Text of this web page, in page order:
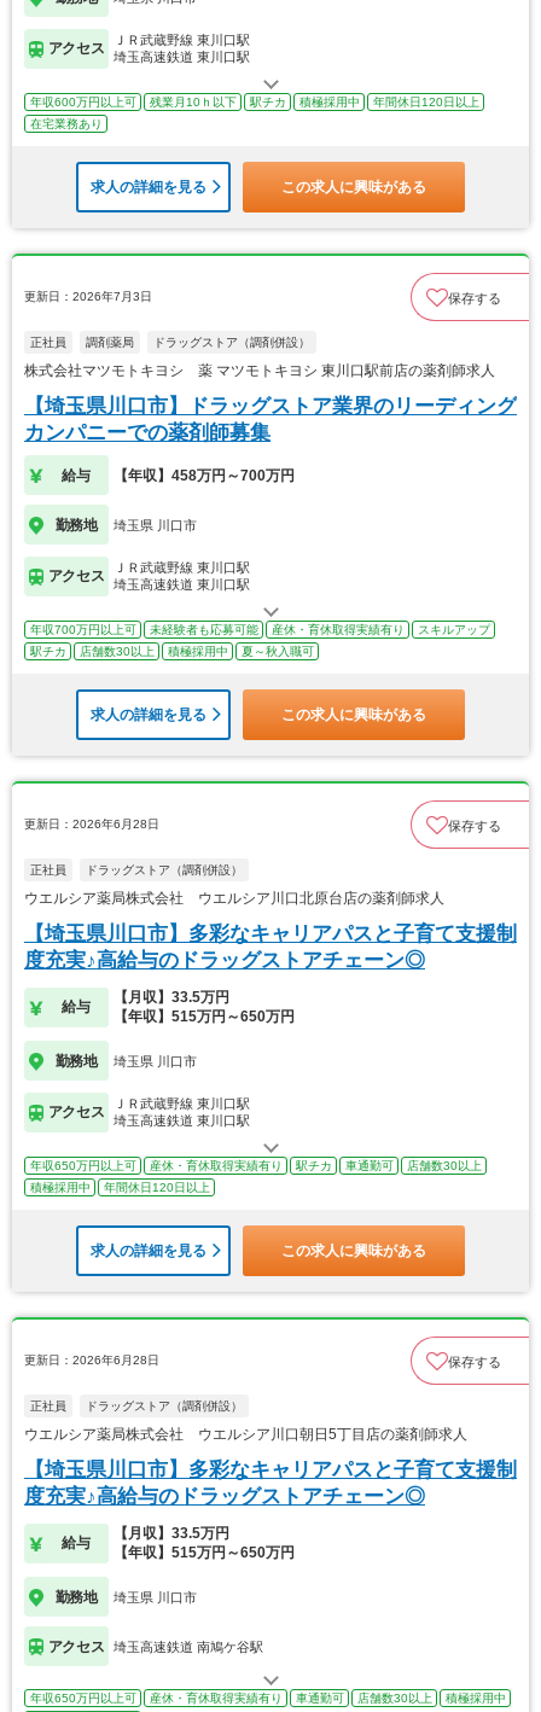
アクセス
ＪＲ武蔵野線 東川口駅
埼玉高速鉄道 東川口駅
年収600万円以上可 残業月10ｈ以下 駅チカ 積極採用中
年間休日120日以上
在宅業務あり
求人の詳細を見る この求人に興味がある
更新日：2026年7月3日 保存する
正社員 調剤薬局 ドラッグストア（調剤併設）
株式会社マツモトキヨシ 薬 マツモトキヨシ 東川口駅前店の薬剤師求人
【埼玉県川口市】ドラッグストア業界のリーディング
カンパニーでの薬剤師募集
給与 【年収】458万円～700万円
勤務地 埼玉県 川口市
アクセス
ＪＲ武蔵野線 東川口駅
埼玉高速鉄道 東川口駅
年収700万円以上可 未経験者も応募可能 産休・育休取得実績有り
スキルアップ
駅チカ
店舗数30以上 積極採用中 夏～秋入職可
求人の詳細を見る この求人に興味がある
更新日：2026年6月28日 保存する
正社員 ドラッグストア（調剤併設）
ウエルシア薬局株式会社 ウエルシア川口北原台店の薬剤師求人
【埼玉県川口市】多彩なキャリアパスと子育て支援制
度充実♪高給与のドラッグストアチェーン◎
給与
【月収】33.5万円
【年収】515万円～650万円
勤務地 埼玉県 川口市
アクセス
ＪＲ武蔵野線 東川口駅
埼玉高速鉄道 東川口駅
年収650万円以上可 産休・育休取得実績有り 駅チカ 車通勤可
店舗数30以上
積極採用中
年間休日120日以上
求人の詳細を見る この求人に興味がある
更新日：2026年6月28日 保存する
正社員 ドラッグストア（調剤併設）
ウエルシア薬局株式会社 ウエルシア川口朝日5丁目店の薬剤師求人
【埼玉県川口市】多彩なキャリアパスと子育て支援制
度充実♪高給与のドラッグストアチェーン◎
給与
【月収】33.5万円
【年収】515万円～650万円
勤務地 埼玉県 川口市
アクセス 埼玉高速鉄道 南鳩ケ谷駅
年収650万円以上可 産休・育休取得実績有り 車通勤可 店舗数30以上
積極採用中